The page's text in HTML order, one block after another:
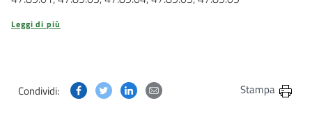
Leggi di più
Condividi: Condividi questa pagina su Facebook
Condividi questa pagina su Twitter
Condividi questa pagina su Linkedin
Condividi questa pagina via
Stampa